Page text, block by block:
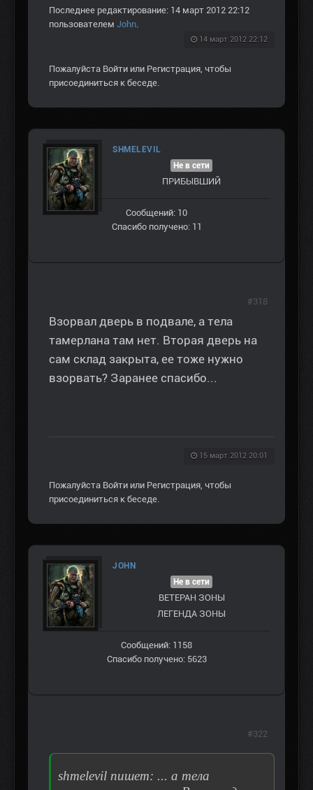
Последнее редактирование: 14 март 2012 22:12
пользователем John
14 март 2012 22:12
Пожалуйста Войти или Регистрация , чтобы
присоединиться к беседе.
SHMELEVIL
Не в сети
ПРИБЫВШИЙ
Сообщений: 10
Спасибо получено: 11
Взорвал дверь в подвале, а тела
тамерлана там нет. Вторая дверь на
сам склад закрыта, ее тоже нужно
взорвать? Заранее спасибо...
15 март 2012 20:01
#318
Пожалуйста Войти или Регистрация , чтобы
присоединиться к беседе.
JOHN
Не в сети
ВЕТЕРАН ЗOНЫ
ЛЕГЕНДА ЗОНЫ
Сообщений: 1158
Спасибо получено: 5623
shmelevil пишет: ... а тела
#322